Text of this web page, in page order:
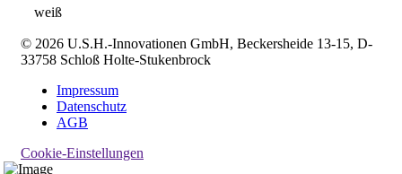
weiß
© 2026 U.S.H.-Innovationen GmbH, Beckersheide 13-15, D-
33758 Schloß Holte-Stukenbrock
Impressum
Datenschutz
AGB
Cookie-Einstellungen